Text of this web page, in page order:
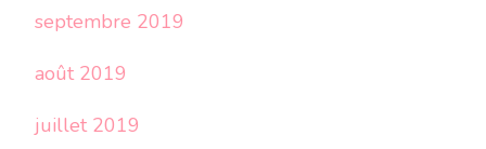
septembre 2019
août 2019
juillet 2019